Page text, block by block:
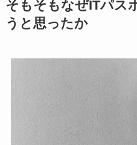
そもそもなぜITパス
うと思ったか